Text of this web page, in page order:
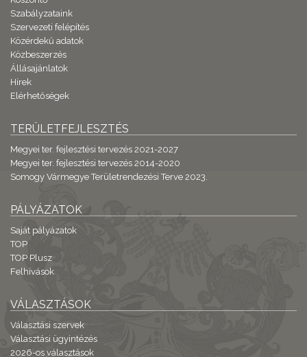
Szabályzataink
Szervezeti felépítés
Közérdekű adatok
Közbeszerzés
Állásajánlatok
Hírek
Elérhetőségek
TERÜLETFEJLESZTÉS
Megyei ter. fejlesztési tervezés 2021-2027
Megyei ter. fejlesztési tervezés 2014-2020
Somogy Vármegye Területrendezési Terve 2023.
PÁLYÁZATOK
Saját pályázatok
TOP
TOP Plusz
Felhívások
VÁLASZTÁSOK
Választási szervek
Választási ügyintézés
2026-os választások